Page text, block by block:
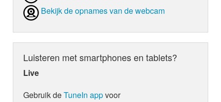
Bekijk de opnames van de webcam
Luisteren met smartphones en tablets?
Live
Gebruik deTuneIn appvoor